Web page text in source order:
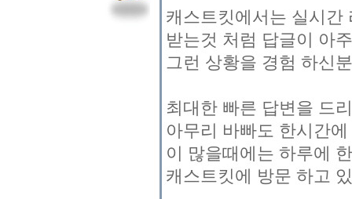
캐스트킷에서는 실시간
받는것 처럼 답글이 아
그런 상황을 경험 하신
최대한 빠른 답변을 드
아무리 바빠도 한시간
이 많을때에는 하루에
캐스트킷에 방문 하고